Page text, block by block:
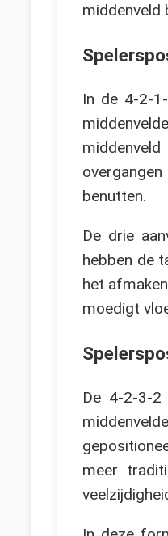
middenveld
In de 4-2-
benutten.
De drie
hebben de
het
moedigt
De 4-2-3-2
meer